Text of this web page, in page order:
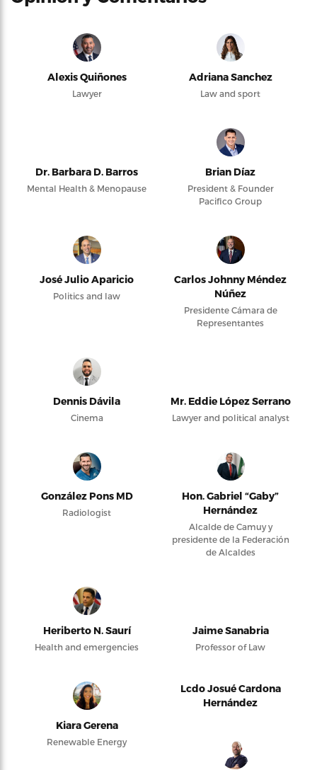
Alexis Quiñones
Lawyer
Adriana Sanchez
Law and sport
Dr. Barbara D. Barros
Mental Health & Menopause
Brian Díaz
President & Founder
Pacifico Group
José Julio Aparicio
Politics and law
Carlos Johnny Méndez
Núñez
Presidente Cámara de
Representantes
Dennis Dávila
Cinema
Mr. Eddie López Serrano
Lawyer and political analyst
González Pons MD
Radiologist
Hon. Gabriel “Gaby”
Hernández
Alcalde de Camuy y
presidente de la Federación
de Alcaldes
Heriberto N. Saurí
Health and emergencies
Jaime Sanabria
Professor of Law
Kiara Gerena
Renewable Energy
Lcdo Josué Cardona
Hernández